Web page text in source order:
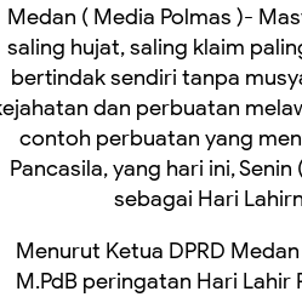
Medan ( Media Polmas )-
saling hujat, saling klaim
bertindak sendiri tanpa
dan perbuatan
contoh perbuatan yang
Pancasila, yang hari ini,
sebagai Hari
Menurut Ketua DPRD
M.PdB peringatan Hari Lahir